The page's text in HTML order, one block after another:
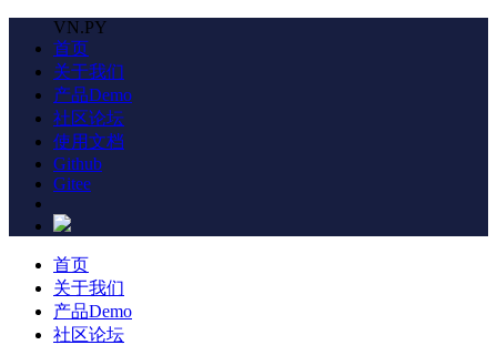
VN.PY
首页
关于我们
产品Demo
社区论坛
使用文档
Github
Gitee
首页
关于我们
产品Demo
社区论坛